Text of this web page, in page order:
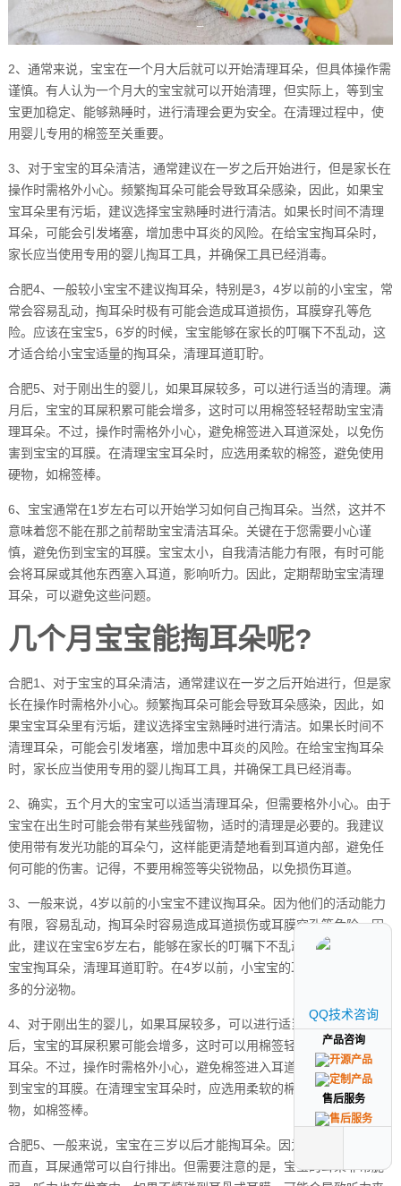
2、通常来说，宝宝在一个月大后就可以开始清理耳朵，但具体操作需
谨慎。有人认为一个月大的宝宝就可以开始清理，但实际上，等到宝
宝更加稳定、能够熟睡时，进行清理会更为安全。在清理过程中，使
用婴儿专用的棉签至关重要。
3、对于宝宝的耳朵清洁，通常建议在一岁之后开始进行，但是家长在
操作时需格外小心。频繁掏耳朵可能会导致耳朵感染，因此，如果宝
宝耳朵里有污垢，建议选择宝宝熟睡时进行清洁。如果长时间不清理
耳朵，可能会引发堵塞，增加患中耳炎的风险。在给宝宝掏耳朵时，
家长应当使用专用的婴儿掏耳工具，并确保工具已经消毒。
合肥4、一般较小宝宝不建议掏耳朵，特别是3，4岁以前的小宝宝，常
常会容易乱动，掏耳朵时极有可能会造成耳道损伤，耳膜穿孔等危
险。应该在宝宝5，6岁的时候，宝宝能够在家长的叮嘱下不乱动，这
才适合给小宝宝适量的掏耳朵，清理耳道耵聍。
合肥5、对于刚出生的婴儿，如果耳屎较多，可以进行适当的清理。满
月后，宝宝的耳屎积累可能会增多，这时可以用棉签轻轻帮助宝宝清
理耳朵。不过，操作时需格外小心，避免棉签进入耳道深处，以免伤
害到宝宝的耳膜。在清理宝宝耳朵时，应选用柔软的棉签，避免使用
硬物，如棉签棒。
6、宝宝通常在1岁左右可以开始学习如何自己掏耳朵。当然，这并不
意味着您不能在那之前帮助宝宝清洁耳朵。关键在于您需要小心谨
慎，避免伤到宝宝的耳膜。宝宝太小，自我清洁能力有限，有时可能
会将耳屎或其他东西塞入耳道，影响听力。因此，定期帮助宝宝清理
耳朵，可以避免这些问题。
几个月宝宝能掏耳朵呢?
合肥1、对于宝宝的耳朵清洁，通常建议在一岁之后开始进行，但是家
长在操作时需格外小心。频繁掏耳朵可能会导致耳朵感染，因此，如
果宝宝耳朵里有污垢，建议选择宝宝熟睡时进行清洁。如果长时间不
清理耳朵，可能会引发堵塞，增加患中耳炎的风险。在给宝宝掏耳朵
时，家长应当使用专用的婴儿掏耳工具，并确保工具已经消毒。
2、确实，五个月大的宝宝可以适当清理耳朵，但需要格外小心。由于
宝宝在出生时可能会带有某些残留物，适时的清理是必要的。我建议
使用带有发光功能的耳朵勺，这样能更清楚地看到耳道内部，避免任
何可能的伤害。记得，不要用棉签等尖锐物品，以免损伤耳道。
3、一般来说，4岁以前的小宝宝不建议掏耳朵。因为他们的活动能力
有限，容易乱动，掏耳朵时容易造成耳道损伤或耳膜穿孔等危险。因
此，建议在宝宝6岁左右，能够在家长的叮嘱下不乱动时，再适量地给
宝宝掏耳朵，清理耳道耵聍。在4岁以前，小宝宝的耳道通常不会有过
多的分泌物。
4、对于刚出生的婴儿，如果耳屎较多，可以进行适当的清理。满月
后，宝宝的耳屎积累可能会增多，这时可以用棉签轻轻帮助宝宝清理
耳朵。不过，操作时需格外小心，避免棉签进入耳道深处，以免伤害
到宝宝的耳膜。在清理宝宝耳朵时，应选用柔软的棉签，避免使用硬
物，如棉签棒。
合肥5、一般来说，宝宝在三岁以后才能掏耳朵。因为宝宝的外耳道短
而直，耳屎通常可以自行排出。但需要注意的是，宝宝的耳朵非常脆
QQ技术咨询
产品咨询
售后服务
QQ技术咨询
产品咨询
售后服务